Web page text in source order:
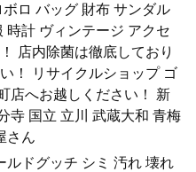
ロ バッグ 財布 サンダル
時計 ヴィンテージ アクセ
店内除菌は徹底しており
！ リサイクルショップ ゴ
店へお越しください！ 新
寺 国立 立川 武蔵大和 青梅
さん
ルドグッチ シミ 汚れ 壊れ